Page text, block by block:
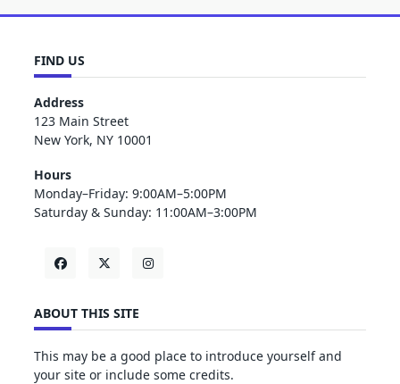
FIND US
Address
123 Main Street
New York, NY 10001
Hours
Monday–Friday: 9:00AM–5:00PM
Saturday & Sunday: 11:00AM–3:00PM
ABOUT THIS SITE
This may be a good place to introduce yourself and
your site or include some credits.